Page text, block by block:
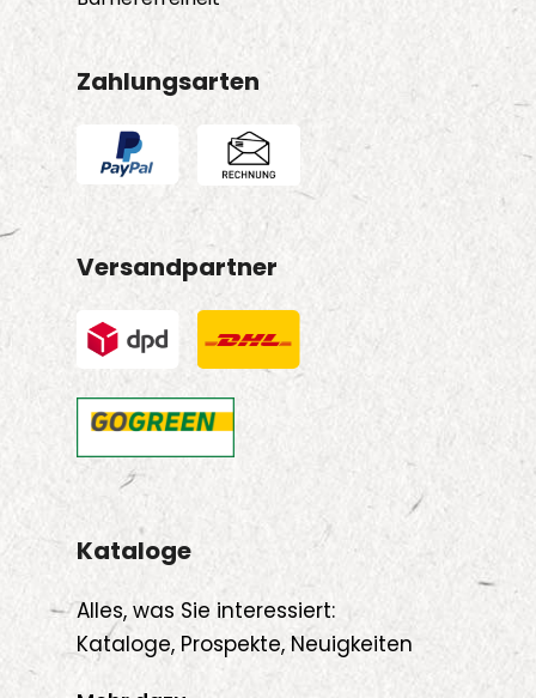
Zahlungsarten
Versandpartner
Kataloge
Alles, was Sie interessiert:
Kataloge, Prospekte, Neuigkeiten